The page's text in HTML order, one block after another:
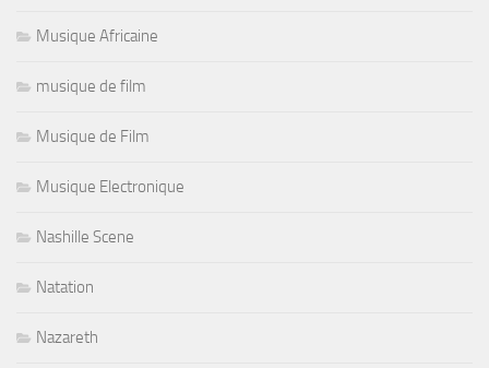
Musique Africaine
musique de film
Musique de Film
Musique Electronique
Nashille Scene
Natation
Nazareth